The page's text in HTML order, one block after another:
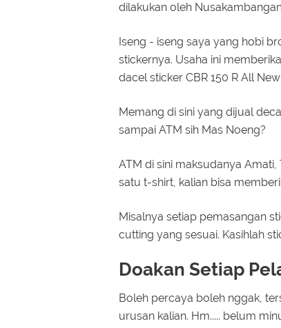
dilakukan oleh
Iseng - iseng saya yang hobi
stickernya. Usaha ini
dacel sticker CBR 150 R All New
Memang di sini yang dijual
sampai ATM sih Mas Noeng?
ATM di sini maksudanya
satu t-shirt, kalian bisa
Misalnya setiap pemasangan
cutting yang sesuai. Kasihlah
Doakan Setiap
Boleh percaya boleh nggak,
urusan kalian. Hm..... belum